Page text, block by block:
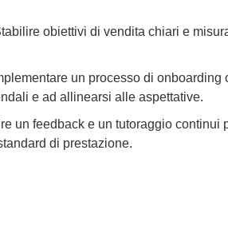
obiettivi di vendita chiari e
un processo di
e ad allinearsi alle aspettative.
un feedback e un tutoraggio
di prestazione.